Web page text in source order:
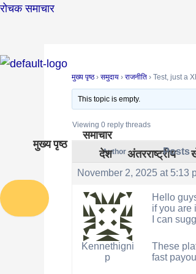
Skip
रोचक समाचार
मुख्य पृष्ठ
समाचार
देश
अंतरराष्ट्रीय
Humberger Toggle Menu
मुख्य पृष्ठ › समुदाय › राजनीति › Test, just a
This topic is empty.
Viewing 0 reply threads
Author Posts
November 2, 2025 at 5:13
Kennethigni
p
Hello
if you are
I can
These
fast
Post